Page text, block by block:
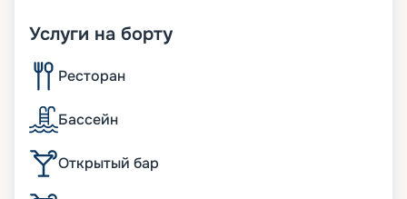
Услуги на борту
Ресторан
Бассейн
Открытый бар